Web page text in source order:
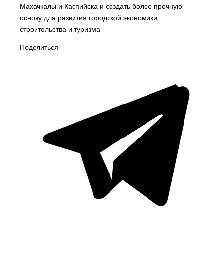
Махачкалы и Каспийска и создать более прочную
основу для развития городской экономики,
строительства и туризма.
Поделиться